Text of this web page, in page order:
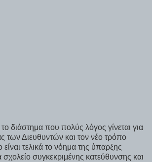
διάστημα που πολύς λόγος γίνεται για
των Διευθυντών και τον νέο τρόπο
τελικά το νόημα της ύπαρξης
συγκεκριμένης κατεύθυνσης και